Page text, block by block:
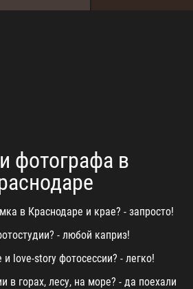
фотографа в
в Краснодаре и крае? - запросто!
- любой каприз!
love-story фотосессии? - легко!
в горах, лесу, на море? - да поехали